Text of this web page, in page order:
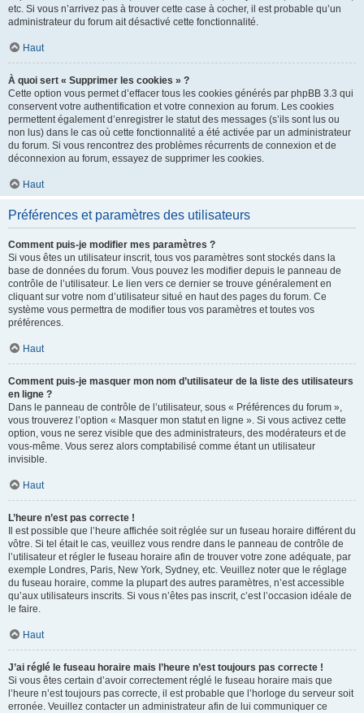
etc. Si vous n’arrivez pas à trouver cette case à cocher, il est probable qu’un
administrateur du forum ait désactivé cette fonctionnalité.
Haut
À quoi sert « Supprimer les cookies » ?
Cette option vous permet d’effacer tous les cookies générés par phpBB 3.3 qui
conservent votre authentification et votre connexion au forum. Les cookies
permettent également d’enregistrer le statut des messages (s’ils sont lus ou
non lus) dans le cas où cette fonctionnalité a été activée par un administrateur
du forum. Si vous rencontrez des problèmes récurrents de connexion et de
déconnexion au forum, essayez de supprimer les cookies.
Haut
Préférences et paramètres des utilisateurs
Comment puis-je modifier mes paramètres ?
Si vous êtes un utilisateur inscrit, tous vos paramètres sont stockés dans la
base de données du forum. Vous pouvez les modifier depuis le panneau de
contrôle de l’utilisateur. Le lien vers ce dernier se trouve généralement en
cliquant sur votre nom d’utilisateur situé en haut des pages du forum. Ce
système vous permettra de modifier tous vos paramètres et toutes vos
préférences.
Haut
Comment puis-je masquer mon nom d’utilisateur de la liste des utilisateurs
en ligne ?
Dans le panneau de contrôle de l’utilisateur, sous « Préférences du forum »,
vous trouverez l’option « Masquer mon statut en ligne ». Si vous activez cette
option, vous ne serez visible que des administrateurs, des modérateurs et de
vous-même. Vous serez alors comptabilisé comme étant un utilisateur
invisible.
Haut
L’heure n’est pas correcte !
Il est possible que l’heure affichée soit réglée sur un fuseau horaire différent du
vôtre. Si tel était le cas, veuillez vous rendre dans le panneau de contrôle de
l’utilisateur et régler le fuseau horaire afin de trouver votre zone adéquate, par
exemple Londres, Paris, New York, Sydney, etc. Veuillez noter que le réglage
du fuseau horaire, comme la plupart des autres paramètres, n’est accessible
qu’aux utilisateurs inscrits. Si vous n’êtes pas inscrit, c’est l’occasion idéale de
le faire.
Haut
J’ai réglé le fuseau horaire mais l’heure n’est toujours pas correcte !
Si vous êtes certain d’avoir correctement réglé le fuseau horaire mais que
l’heure n’est toujours pas correcte, il est probable que l’horloge du serveur soit
erronée. Veuillez contacter un administrateur afin de lui communiquer ce